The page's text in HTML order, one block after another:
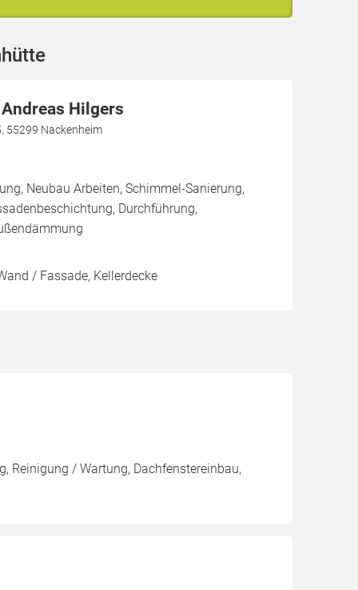
Hilgers
55299 Nackenheim
Neubau Arbeiten, Schimmel-Sanierung,
Durchführung,
/ Fassade, Kellerdecke
Reinigung / Wartung, Dachfenstereinbau,